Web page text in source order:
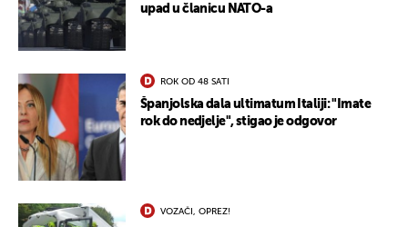
upad u članicu NATO-a
ROK OD 48 SATI
Španjolska dala ultimatum Italiji: "Imate
rok do nedjelje", stigao je odgovor
VOZAČI, OPREZ!